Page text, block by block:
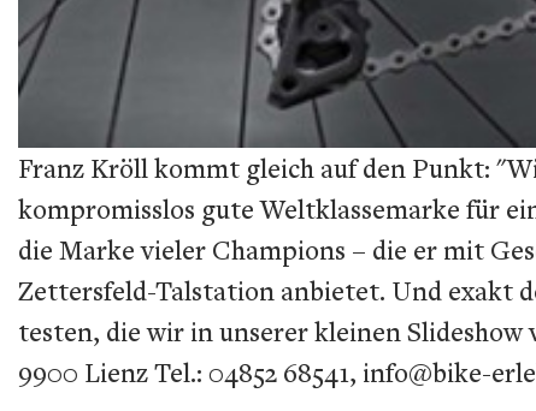
Franz Kröll kommt gleich auf den Punkt:
kompromisslos gute Weltklassemarke für
die Marke vieler Champions – die er mit
Zettersfeld-Talstation anbietet. Und exakt
testen, die wir in unserer kleinen
9900 Lienz Tel.: 04852 68541, info@bike-